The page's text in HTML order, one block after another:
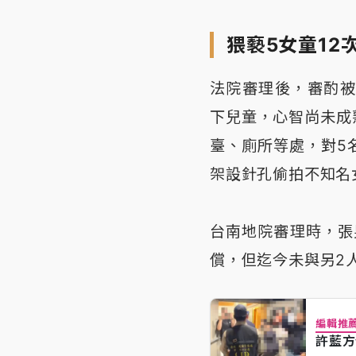
猥褻5女童12
法院審理後，審酌
下兒童，心智尚未
臺、廁所等處，對5
架設針孔偷拍不知
台南地院審理時，
償，但迄今未與另2
編輯推
許藍